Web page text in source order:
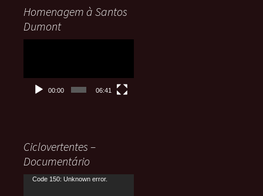
Homenagem à Santos
Dumont
00:00 06:41
Ciclovertentes –
Documentário
Tocador
Code 150: Unknown error.